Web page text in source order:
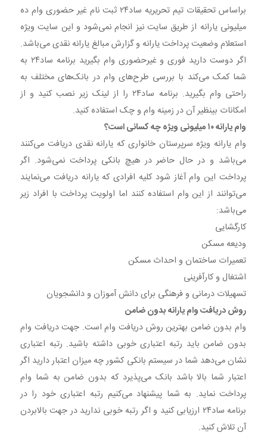
براساس تحقیقات تیم تحریریه ساد۲۴ ثبت نام غیر حضوری وام ده
میلیونی یارانه از طریق سایت نیز انجام نمی‌شود و این سایت ویژه
استعلام وضعیت پرداخت یارانه و گزارش مبالغ یارانه نقدی می‌باشد.
اگر دوست دارید فوری و غیرحضوری وام بگیرید برنامه ساد۲۴ به
شما کمک می‌کند با بررسی طرح‌های وام در بانک‌های مختلف به
راحتی وام بگیرید. برنامه ساد۲۴ را از لینک زیر نصب کنید و از
امکانات بینظیر آن در زمینه وام و چک استفاده کنید.
وام یارانه ۱۰ میلیونی ویژه چه کسانی است؟
وام یارانه ویژه سرپرستان خانواری که یارانه نقدی دریافت می‌کنند
می‌باشد و در حال حاضر در هیچ بانکی پرداخت نمی‌شود. اگر
پرداخت این وام آغاز شود کلیه افرادی که یارانه دریافت می‌نمایند
می‌توانند از این وام استفاده کنند اما اولویت پرداخت با افراد زیر
می‌باشد:
کارگشایی
ودیعه مسکن
تعمیرات ساختمان و احداث مسکن
اشتغال و کارآفرینی
تسهیلات درمانی و فرهنگی برای دانش آموزان و دانشجویان
روش دریافت وام یارانه بدون ضامن
وام بدون ضامن بهترین روش دریافت وام است. جهت دریافت وام
بدون ضامن باید رتبه اعتباری خوبی داشته باشید. رتبه اعتباری
نشان می‌دهد شما در سیستم بانکی کشور چه میزان اعتبار دارید اگر
اعتبار شما بالا باشد بانک می‌پذیرد که بدون ضامن به شما وام
پرداخت نماید. به شما پیشنهاد می‌کنیم رتبه اعتباری خود را در
برنامه ساد۲۴ ارزیابی کنید و اگر رتبه خوبی ندارید در جهت بالابردن
آن تلاش کنید.